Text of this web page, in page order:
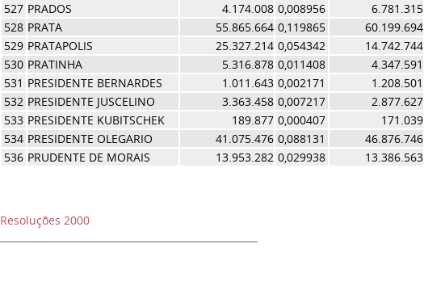
527 PRADOS 4.174.008 0,008956 6.781.315
528 PRATA 55.865.664 0,119865 60.199.694
529 PRATAPOLIS 25.327.214 0,054342 14.742.744
530 PRATINHA 5.316.878 0,011408 4.347.591
531 PRESIDENTE BERNARDES 1.011.643 0,002171 1.208.501
532 PRESIDENTE JUSCELINO 3.363.458 0,007217 2.877.627
533 PRESIDENTE KUBITSCHEK 189.877 0,000407 171.039
534 PRESIDENTE OLEGARIO 41.075.476 0,088131 46.876.746
536 PRUDENTE DE MORAIS 13.953.282 0,029938 13.386.563
Resoluções 2000